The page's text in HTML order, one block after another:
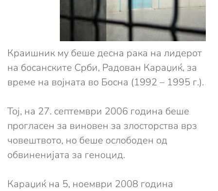
Краишник му беше десна рака на лидерот
на босанските Срби, Радован Караџиќ, за
време на војната во Босна (1992 – 1995 г.).
Тој, на 27. септември 2006 година беше
прогласен за виновен за злосторства врз
човештвото, но беше ослободен од
обвиненијата за геноцид.
Караџиќ на 5, ноември 2008 година